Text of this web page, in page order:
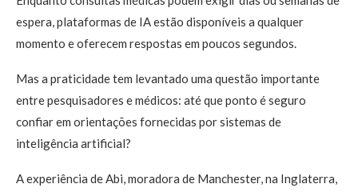
espera, plataformas de IA estão disponíveis a qualquer
momento e oferecem respostas em poucos segundos.
Mas a praticidade tem levantado uma questão importante
entre pesquisadores e médicos: até que ponto é seguro
confiar em orientações fornecidas por sistemas de
inteligência artificial?
A experiência de Abi, moradora de Manchester, na Inglaterra,